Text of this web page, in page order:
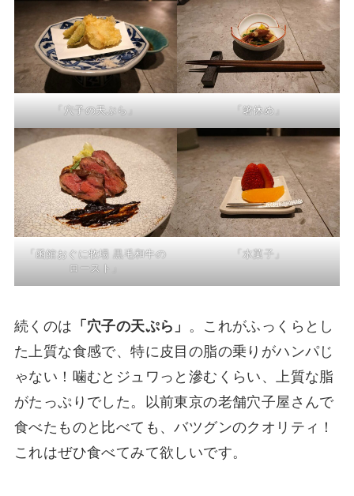
「穴子の天ぷら」 「箸休め」
「函館おぐに牧場 黒毛和牛の
ロースト」
「水菓子」
続くのは 「穴子の天ぷら」 。これがふっくらとし
た上質な食感で、特に皮目の脂の乗りがハンパじ
ゃない！噛むとジュワっと滲むくらい、上質な脂
がたっぷりでした。以前東京の老舗穴子屋さんで
食べたものと比べても、バツグンのクオリティ！
これはぜひ食べてみて欲しいです。